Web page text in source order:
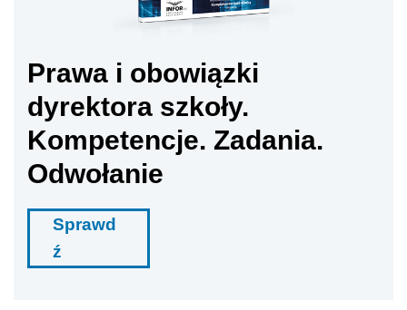
Prawa i obowiązki
dyrektora szkoły.
Kompetencje. Zadania.
Odwołanie
Sprawd
ź